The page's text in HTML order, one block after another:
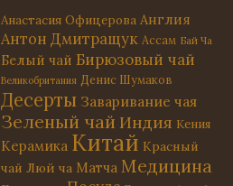
Анастасия Офицерова Англия
Антон Дмитращук Ассам Бай Ча
Белый чай Бирюзовый чай
Великобритания Денис Шумаков
Десерты Заваривание чая
Зеленый чай Индия Кения
Керамика Китай Красный
чай Люй ча Матча Медицина